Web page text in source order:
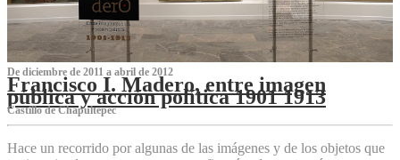
De diciembre de 2011 a abril de 2012
Francisco I. Madero, entre imagen
pública y acción política 1901 1913
Castillo de Chapultepec
Hace un recorrido por algunas de las imágenes y de los objetos que